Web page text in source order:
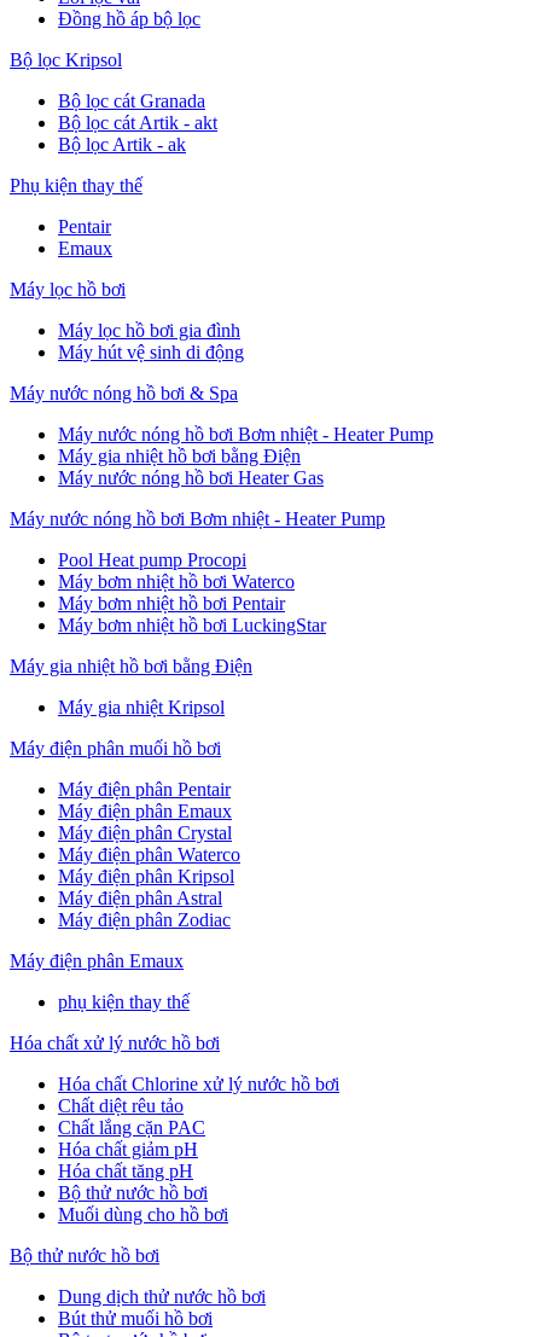
Đồng hồ áp bộ lọc
Bộ lọc Kripsol
Bộ lọc cát Granada
Bộ lọc cát Artik - akt
Bộ lọc Artik - ak
Phụ kiện thay thế
Pentair
Emaux
Máy lọc hồ bơi
Máy lọc hồ bơi gia đình
Máy hút vệ sinh di động
Máy nước nóng hồ bơi & Spa
Máy nước nóng hồ bơi Bơm nhiệt - Heater Pump
Máy gia nhiệt hồ bơi bằng Điện
Máy nước nóng hồ bơi Heater Gas
Máy nước nóng hồ bơi Bơm nhiệt - Heater Pump
Pool Heat pump Procopi
Máy bơm nhiệt hồ bơi Waterco
Máy bơm nhiệt hồ bơi Pentair
Máy bơm nhiệt hồ bơi LuckingStar
Máy gia nhiệt hồ bơi bằng Điện
Máy gia nhiệt Kripsol
Máy điện phân muối hồ bơi
Máy điện phân Pentair
Máy điện phân Emaux
Máy điện phân Crystal
Máy điện phân Waterco
Máy điện phân Kripsol
Máy điện phân Astral
Máy điện phân Zodiac
Máy điện phân Emaux
phụ kiện thay thế
Hóa chất xử lý nước hồ bơi
Hóa chất Chlorine xử lý nước hồ bơi
Chất diệt rêu tảo
Chất lắng cặn PAC
Hóa chất giảm pH
Hóa chất tăng pH
Bộ thử nước hồ bơi
Muối dùng cho hồ bơi
Bộ thử nước hồ bơi
Dung dịch thử nước hồ bơi
Bút thử muối hồ bơi